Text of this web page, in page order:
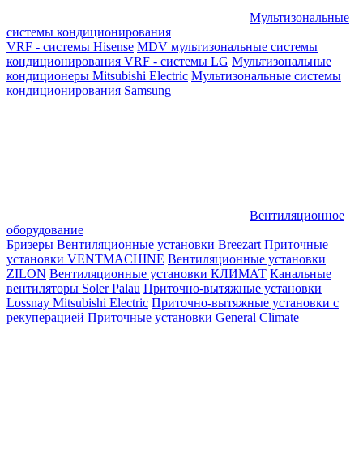
Мультизональные
системы кондиционирования
VRF - системы Hisense MDV мультизональные системы
кондиционирования VRF - системы LG Мультизональные
кондиционеры Mitsubishi Electric Мультизональные системы
кондиционирования Samsung
Вентиляционное
оборудование
Бризеры Вентиляционные установки Breezart Приточные
установки VENTMACHINE Вентиляционные установки
ZILON Вентиляционные установки КЛИМАТ Канальные
вентиляторы Soler Palau Приточно-вытяжные установки
Lossnay Mitsubishi Electric Приточно-вытяжные установки с
рекуперацией Приточные установки General Climate